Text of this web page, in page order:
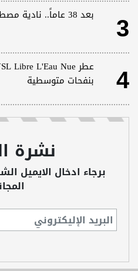
3 بعد 38 عاماً.. نادية مصطفى تكتشف سرقة أغانيها
4
بنفحات متوسطية
نشرة
برجاء ادخال الايميل